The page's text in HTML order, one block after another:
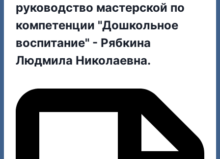
руководство мастерской по
компетенции "Дошкольное
воспитание" - Рябкина
Людмила Николаевна.